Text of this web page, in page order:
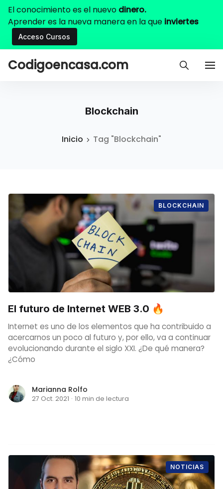
El conocimiento es el nuevo dinero.
Aprender es la nueva manera en la que inviertes
Acceso Cursos
Codigoencasa.com
Blockchain
Inicio Tag "Blockchain"
BLOCKCHAIN
El futuro de Internet WEB 3.0 🔥
Internet es uno de los elementos que ha contribuido a
acercarnos un poco al futuro y, por ello, va a continuar
evolucionando durante el siglo XXI. ¿De qué manera?
¿Cómo
Marianna Rolfo
27 Oct. 2021 · 10 min de lectura
NOTICIAS